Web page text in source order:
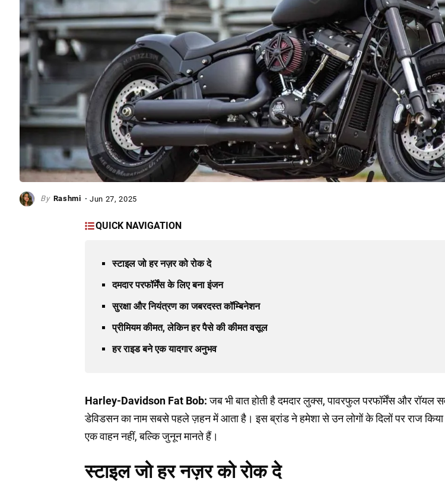
Rashmi Jun 27, 2025
QUICK NAVIGATION
स्टाइल जो हर नज़र को रोक दे
दमदार परफॉर्मेंस के लिए बना इंजन
सुरक्षा और नियंत्रण का जबरदस्त कॉम्बिनेशन
प्रीमियम कीमत, लेकिन हर पैसे की कीमत वसूल
हर राइड बने एक यादगार अनुभव
Harley-Davidson Fat Bob:जब भी बात होती है दमदार लुक्स, पावरफुल परफॉर्मेंस और रॉयल
डेविडसन का नाम सबसे पहले ज़हन में आता है। इस ब्रांड ने हमेशा से उन लोगों के दिलों पर राज किया
एक वाहन नहीं, बल्कि जुनून मानते हैं।
स्टाइल जो हर नज़र को रोक दे